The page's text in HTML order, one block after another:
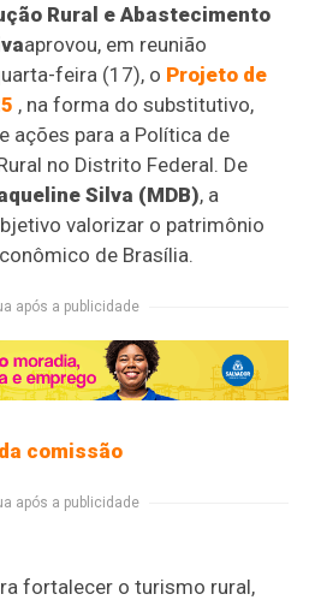
Rural e Abastecimento
aprovou, em reunião
feira (17), o Projeto de
, na forma do substitutivo,
ações para a Política de
no Distrito Federal. De
Silva (MDB), a
valorizar o patrimônio
de Brasília.
após a publicidade
comissão
após a publicidade
fortalecer o turismo rural,